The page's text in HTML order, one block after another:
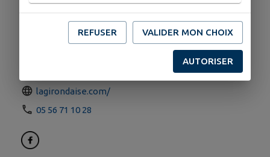
COORDONNÉES
lagirondaise.com/
05 56 71 10 28
REFUSER VALIDER MON CHOIX
AUTORISER